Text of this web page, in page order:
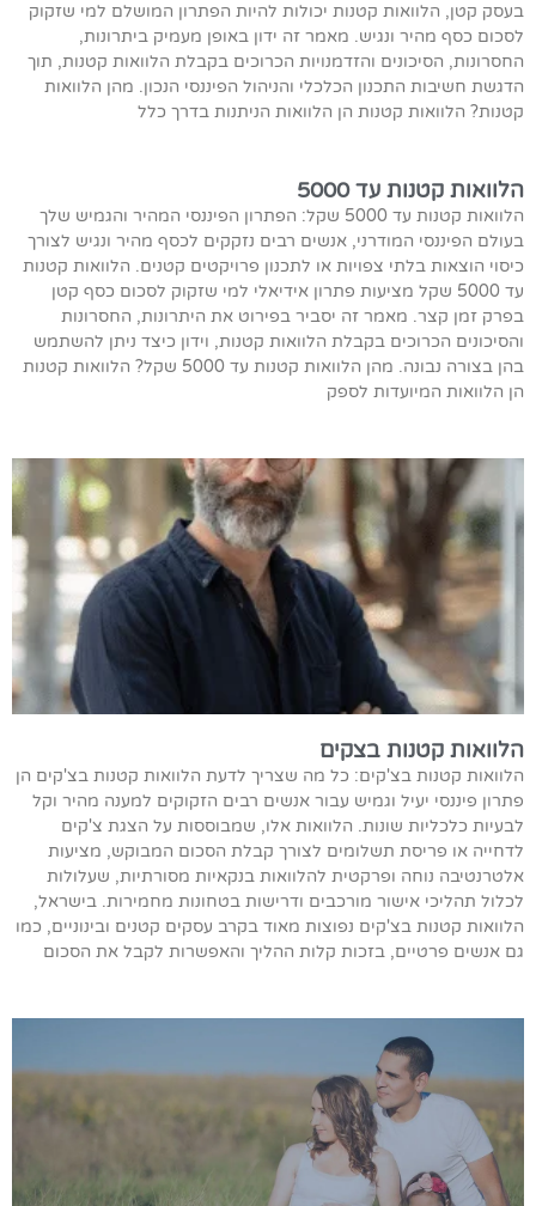
בעסק קטן, הלוואות קטנות יכולות להיות הפתרון המושלם למי שזקוק
לסכום כסף מהיר ונגיש. מאמר זה ידון באופן מעמיק ביתרונות,
החסרונות, הסיכונים והזדמנויות הכרוכים בקבלת הלוואות קטנות, תוך
הדגשת חשיבות התכנון הכלכלי והניהול הפיננסי הנכון. מהן הלוואות
קטנות? הלוואות קטנות הן הלוואות הניתנות בדרך כלל
הלוואות קטנות עד 5000
הלוואות קטנות עד 5000 שקל: הפתרון הפיננסי המהיר והגמיש שלך
בעולם הפיננסי המודרני, אנשים רבים נזקקים לכסף מהיר ונגיש לצורך
כיסוי הוצאות בלתי צפויות או לתכנון פרויקטים קטנים. הלוואות קטנות
עד 5000 שקל מציעות פתרון אידיאלי למי שזקוק לסכום כסף קטן
בפרק זמן קצר. מאמר זה יסביר בפירוט את היתרונות, החסרונות
והסיכונים הכרוכים בקבלת הלוואות קטנות, וידון כיצד ניתן להשתמש
בהן בצורה נבונה. מהן הלוואות קטנות עד 5000 שקל? הלוואות קטנות
הן הלוואות המיועדות לספק
הלוואות קטנות בצקים
הלוואות קטנות בצ'קים: כל מה שצריך לדעת הלוואות קטנות בצ'קים הן
פתרון פיננסי יעיל וגמיש עבור אנשים רבים הזקוקים למענה מהיר וקל
לבעיות כלכליות שונות. הלוואות אלו, שמבוססות על הצגת צ'קים
לדחייה או פריסת תשלומים לצורך קבלת הסכום המבוקש, מציעות
אלטרנטיבה נוחה ופרקטית להלוואות בנקאיות מסורתיות, שעלולות
לכלול תהליכי אישור מורכבים ודרישות בטחונות מחמירות. בישראל,
הלוואות קטנות בצ'קים נפוצות מאוד בקרב עסקים קטנים ובינוניים, כמו
גם אנשים פרטיים, בזכות קלות ההליך והאפשרות לקבל את הסכום